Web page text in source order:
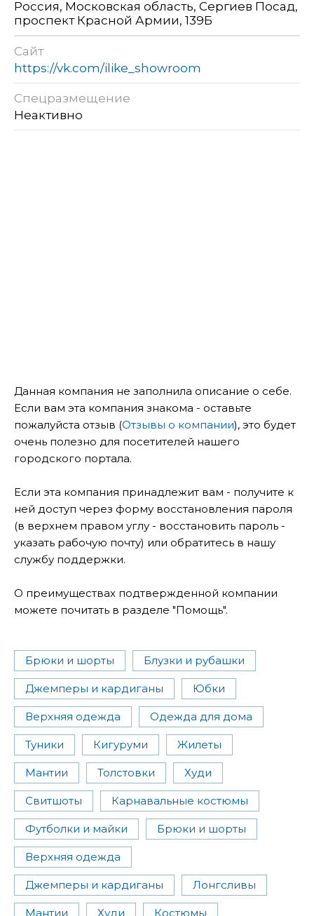
Россия, Московская область, Сергиев Посад,
проспект Красной Армии, 139Б
Сайт
https://vk.com/ilike_showroom
Спецразмещение
Неактивно
Данная компания не заполнила описание о себе.
Если вам эта компания знакома - оставьте
пожалуйста отзыв (Отзывы о компании), это будет
очень полезно для посетителей нашего
городского портала.
Если эта компания принадлежит вам - получите к
ней доступ через форму восстановления пароля
(в верхнем правом углу - восстановить пароль -
указать рабочую почту) или обратитесь в нашу
службу поддержки.
О преимуществах подтвержденной компании
можете почитать в разделе "Помощь".
Брюки и шорты Блузки и рубашки
Джемперы и кардиганы Юбки
Верхняя одежда Одежда для дома
Туники Кигуруми Жилеты
Мантии Толстовки Худи
Свитшоты Карнавальные костюмы
Футболки и майки Брюки и шорты
Верхняя одежда
Джемперы и кардиганы Лонгсливы
Мантии Худи Костюмы